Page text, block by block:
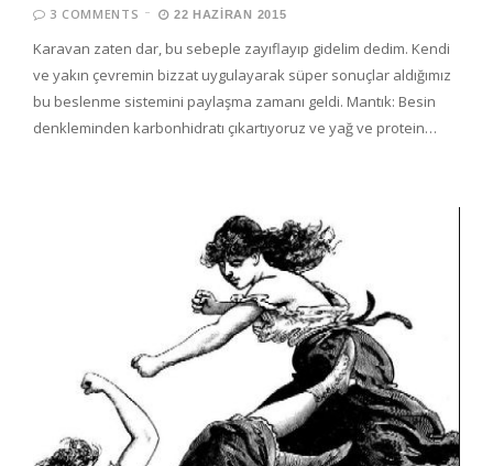
3 COMMENTS 22 HAZIRAN 2015
Karavan zaten dar, bu sebeple zayıflayıp gidelim dedim. Kendi
ve yakın çevremin bizzat uygulayarak süper sonuçlar aldığımız
bu beslenme sistemini paylaşma zamanı geldi. Mantık: Besin
denkleminden karbonhidratı çıkartıyoruz ve yağ ve protein…